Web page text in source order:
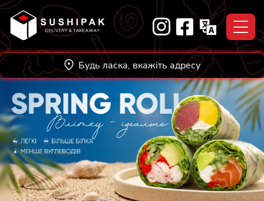
Skip
content
Будь ласка, вкажіть адресу